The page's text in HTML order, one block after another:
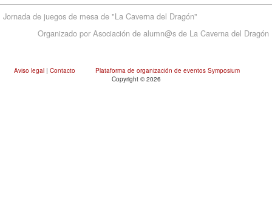
Jornada de juegos de mesa de "La Caverna del Dragón"
Organizado por Asociación de alumn@s de La Caverna del Dragón
Aviso legal | Contacto
Plataforma de organización de eventos Symposium
Copyright © 2026